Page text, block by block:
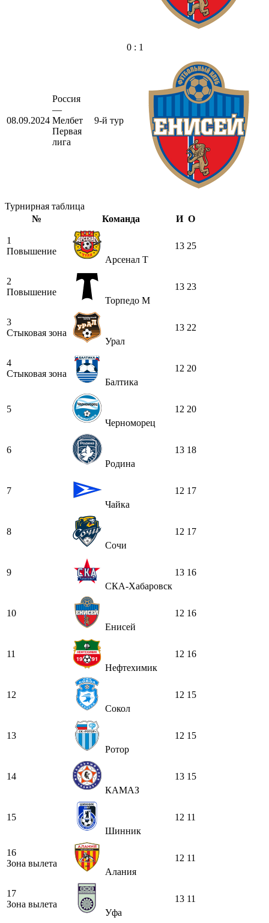
08.09.2024
Россия
—
Мелбет
Первая
лига
9-й тур
0 : 1
Турнирная таблица
№
Команда И О
1
Повышение
Арсенал Т
13 25
2
Повышение
Торпедо М
13 23
3
Стыковая зона
Урал
13 22
4
Стыковая зона
Балтика
12 20
5
Черноморец
12 20
6
Родина
13 18
7
Чайка
12 17
8
Сочи
12 17
9
СКА-Хабаровск
13 16
10
Енисей
12 16
11
Нефтехимик
12 16
12
Сокол
12 15
13
Ротор
12 15
14
КАМАЗ
13 15
15
Шинник
12 11
16
Зона вылета
Алания
12 11
17
Зона вылета
Уфа
13 11